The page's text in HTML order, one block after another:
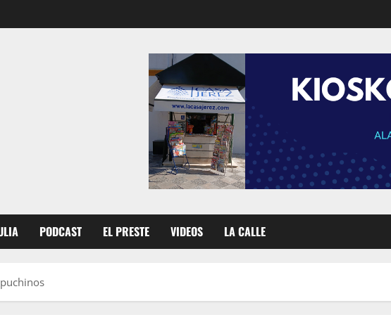
PODCAST EL PRESTE VIDEOS LA CALLE